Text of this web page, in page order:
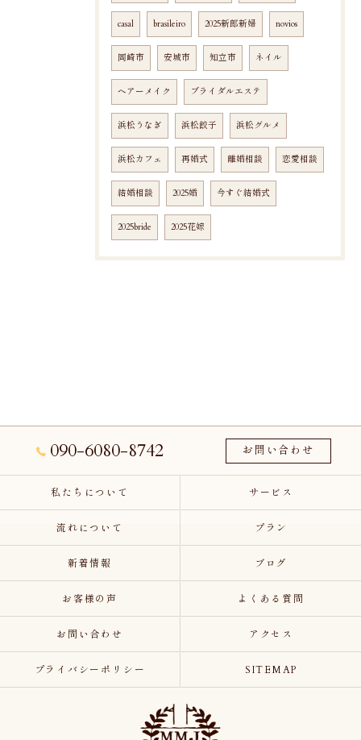
casal brasileiro 2025新郎新婦 novios
岡崎市 安城市 知立市 ネイル
ヘアーメイク ブライダルエステ
浜松うなぎ 浜松餃子 浜松グルメ
浜松カフェ 再婚式 離婚相談 恋愛相談
結婚相談 2025婚 今すぐ結婚式
2025bride 2025花嫁
090-6080-8742 お問い合わせ
私たちについて サービス
流れについて プラン
新着情報 ブログ
お客様の声 よくある質問
お問い合わせ アクセス
プライバシーポリシー SITEMAP